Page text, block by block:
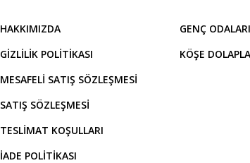
HAKKIMIZDA
GIZLILIK POLITIKASI
MESAFELI SATIŞ SÖZLEŞMESI
SATIŞ SÖZLEŞMESI
TESLIMAT KOŞULLARI
İADE POLITIKASI
GENÇ ODALARI
KÖŞE